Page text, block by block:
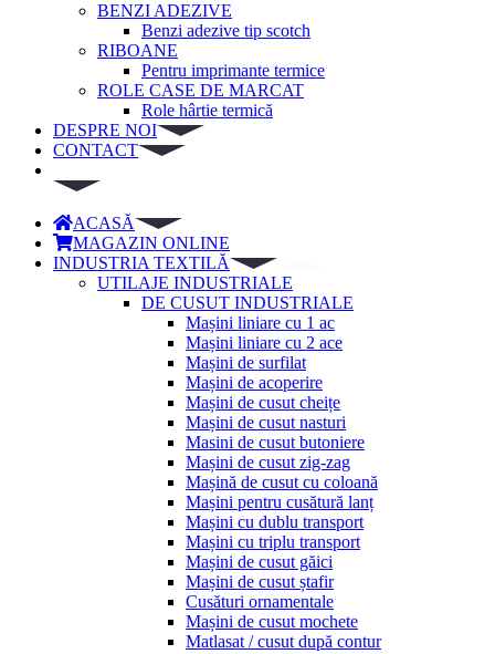
BENZI ADEZIVE
Benzi adezive tip scotch
RIBOANE
Pentru imprimante termice
ROLE CASE DE MARCAT
Role hârtie termică
DESPRE NOI
CONTACT
ACASĂ
MAGAZIN ONLINE
INDUSTRIA TEXTILĂ
UTILAJE INDUSTRIALE
DE CUSUT INDUSTRIALE
Mașini liniare cu 1 ac
Mașini liniare cu 2 ace
Mașini de surfilat
Mașini de acoperire
Mașini de cusut cheițe
Mașini de cusut nasturi
Masini de cusut butoniere
Mașini de cusut zig-zag
Mașină de cusut cu coloană
Mașini pentru cusătură lanț
Mașini cu dublu transport
Mașini cu triplu transport
Mașini de cusut găici
Mașini de cusut ștafir
Cusături ornamentale
Mașini de cusut mochete
Matlasat / cusut după contur